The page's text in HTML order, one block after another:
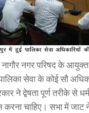
नगर परिषद के
सेवा के कोई सौ
ने द्वेषता पूर्ण तरीके
करना चाहिए। सभा में जाट